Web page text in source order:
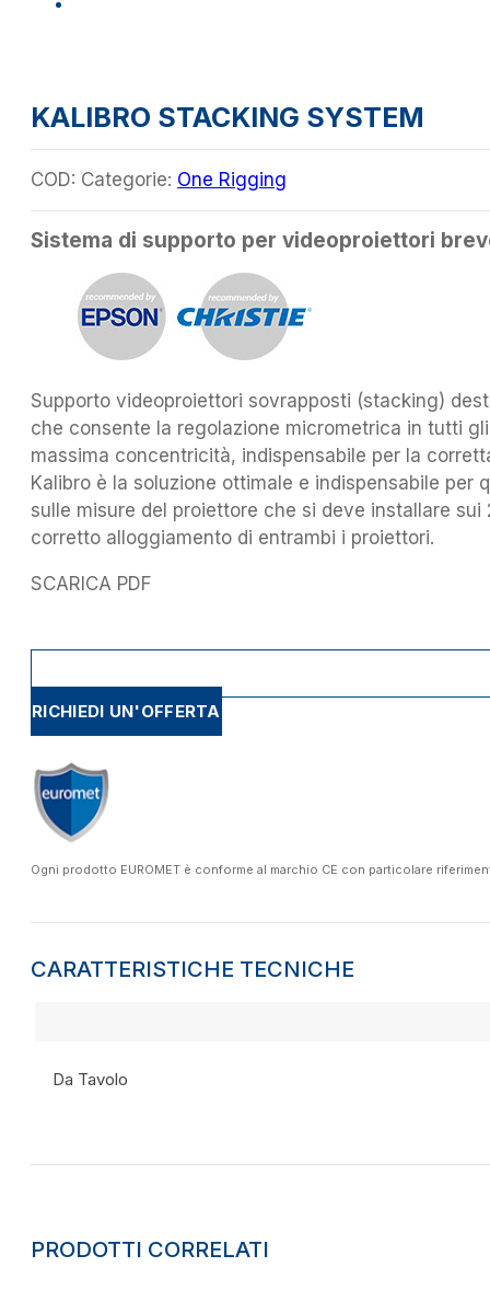
KALIBRO STACKING SYSTEM
COD: Categorie: One Rigging
Sistema di supporto per videoproiettori
Supporto videoproiettori sovrapposti (stacking)
che consente la regolazione micrometrica in tutti
massima concentricità, indispensabile per la
Kalibro è la soluzione ottimale e indispensabile
sulle misure del proiettore che si deve installare
corretto alloggiamento di entrambi i proiettori.
SCARICA PDF
RICHIEDI UN'OFFERTA
Ogni prodotto EUROMET è conforme al marchio CE con particolare
CARATTERISTICHE TECNICHE
Da Tavolo
PRODOTTI CORRELATI